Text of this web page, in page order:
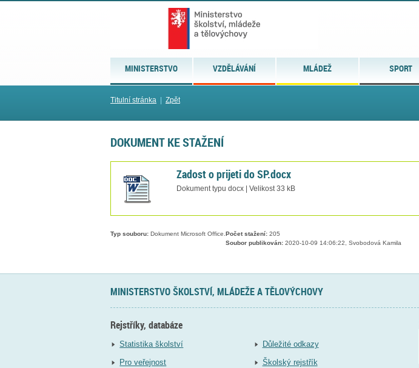
MINISTERSTVO VZDĚLÁVÁNÍ MLÁDEŽ SPORT
Titulní stránka Zpět
DOKUMENT KE STAŽENÍ
Zadost o prijeti do SP.docx
Dokument typu docx | Velikost 33 kB
Typ souboru: Dokument Microsoft Office. Počet stažení: 205
Soubor publikován: 2020-10-09 14:06:22, Svobodová Kamila
MINISTERSTVO ŠKOLSTVÍ, MLÁDEŽE A TĚLOVÝCHOVY
Rejstříky, databáze
Statistika školství
Pro veřejnost
Důležité odkazy
Školský rejstřík